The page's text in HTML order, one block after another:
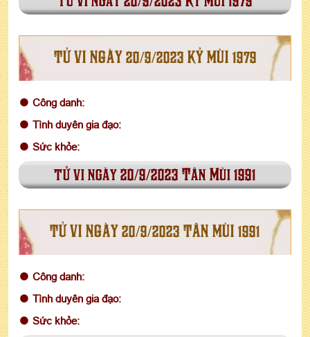
TỬ VI NGÀY 20/9/2023 KỶ MÙI 1979
Công danh:
Tình duyên gia đạo:
Sức khỏe:
tử vi ngày 20/9/2023 Tân Mùi 1991
TỬ VI NGÀY 20/9/2023 TÂN MÙI 1991
Công danh:
Tình duyên gia đạo:
Sức khỏe: